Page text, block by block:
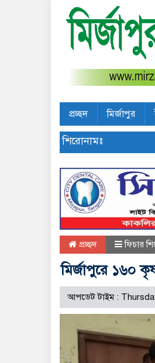
প্রচ্ছদ মির্জাপুর
শিরোনামঃ
প্রচ্ছদ ফিচার
মির্জাপুরে ১৬০
আপডেট টাইম :